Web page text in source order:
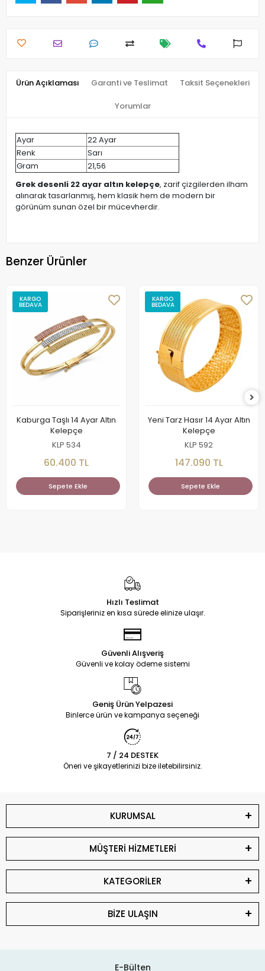
Ürün Açıklaması Garanti ve Teslimat Taksit Seçenekleri
Yorumlar
Ayar
22 Ayar
Renk
Sarı
Gram
21,56
Grek desenli 22 ayar altın kelepçe, zarif çizgilerden ilham
alınarak tasarlanmış, hem klasik hem de modern bir
görünüm sunan özel bir mücevherdir.
Benzer Ürünler
KARGO
BEDAVA
Kaburga Taşlı 14 Ayar Altın
Kelepçe
KLP 534
60.400 TL
Sepete Ekle
KARGO
BEDAVA
Yeni Tarz Hasır 14 Ayar Altın
Kelepçe
KLP 592
147.090 TL
Sepete Ekle
Hızlı Teslimat
Siparişleriniz en kısa sürede elinize ulaşır.
Güvenli Alışveriş
Güvenli ve kolay ödeme sistemi
Geniş Ürün Yelpazesi
Binlerce ürün ve kampanya seçeneği
7 / 24 DESTEK
Öneri ve şikayetlerinizi bize iletebilirsiniz.
KURUMSAL
MÜŞTERİ HİZMETLERİ
KATEGORİLER
BİZE ULAŞIN
E-Bülten